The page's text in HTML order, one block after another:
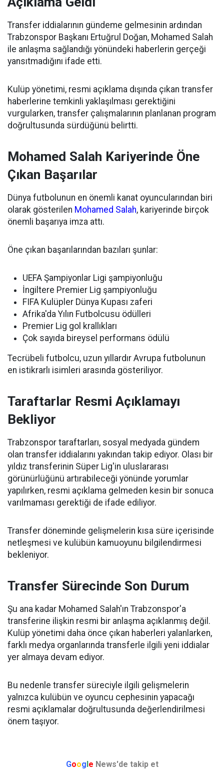
Transfer iddialarının gündeme gelmesinin ardından
Trabzonspor Başkanı Ertuğrul Doğan, Mohamed Salah
ile anlaşma sağlandığı yönündeki haberlerin gerçeği
yansıtmadığını ifade etti.
Kulüp yönetimi, resmi açıklama dışında çıkan transfer
haberlerine temkinli yaklaşılması gerektiğini
vurgularken, transfer çalışmalarının planlanan program
doğrultusunda sürdüğünü belirtti.
Mohamed Salah Kariyerinde Öne
Çıkan Başarılar
Dünya futbolunun en önemli kanat oyuncularından biri
olarak gösterilen Mohamed Salah, kariyerinde birçok
önemli başarıya imza attı.
Öne çıkan başarılarından bazıları şunlar:
UEFA Şampiyonlar Ligi şampiyonluğu
İngiltere Premier Lig şampiyonluğu
FIFA Kulüpler Dünya Kupası zaferi
Afrika'da Yılın Futbolcusu ödülleri
Premier Lig gol krallıkları
Çok sayıda bireysel performans ödülü
Tecrübeli futbolcu, uzun yıllardır Avrupa futbolunun
en istikrarlı isimleri arasında gösteriliyor.
Taraftarlar Resmi Açıklamayı
Bekliyor
Trabzonspor taraftarları, sosyal medyada gündem
olan transfer iddialarını yakından takip ediyor. Olası bir
yıldız transferinin Süper Lig'in uluslararası
görünürlüğünü artırabileceği yönünde yorumlar
yapılırken, resmi açıklama gelmeden kesin bir sonuca
varılmaması gerektiği de ifade ediliyor.
Transfer döneminde gelişmelerin kısa süre içerisinde
netleşmesi ve kulübün kamuoyunu bilgilendirmesi
bekleniyor.
Transfer Sürecinde Son Durum
Şu ana kadar Mohamed Salah'ın Trabzonspor'a
transferine ilişkin resmi bir anlaşma açıklanmış değil.
Kulüp yönetimi daha önce çıkan haberleri yalanlarken,
farklı medya organlarında transferle ilgili yeni iddialar
yer almaya devam ediyor.
Bu nedenle transfer süreciyle ilgili gelişmelerin
yalnızca kulübün ve oyuncu cephesinin yapacağı
resmi açıklamalar doğrultusunda değerlendirilmesi
önem taşıyor.
Google News'de takip et